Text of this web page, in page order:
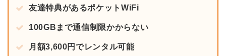
友達特典があるポケットWiFi
100GBまで通信制限かからない
月額3,600円でレンタル可能